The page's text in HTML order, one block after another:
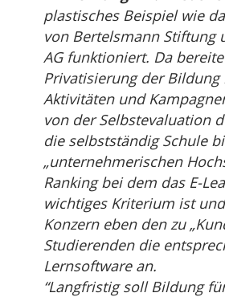
plastisches Beispiel wie
von Bertelsmann Stiftung
AG funktioniert. Da
Privatisierung der
Aktivitäten und
von der Selbstevaluation
die selbstständig Schule
„unternehmerischen
Ranking bei dem das E-
wichtiges Kriterium ist
Konzern eben den zu
Studierenden die
Lernsoftware an.
“Langfristig soll Bildung